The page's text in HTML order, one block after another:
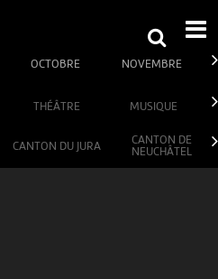
OCTOBRE NOVEMBRE
THÉÂTRE MUSIQUE
CANTON DU JURA
CANTON DE
NEUCHÂTEL